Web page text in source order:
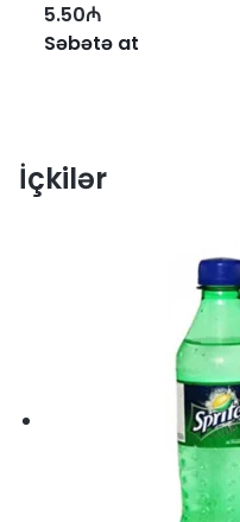
5.50₼
Səbətə at
İçkilər